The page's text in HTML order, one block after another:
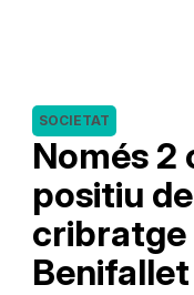
Només 2
positiu
cribratge
Benifallet
SOCIETAT